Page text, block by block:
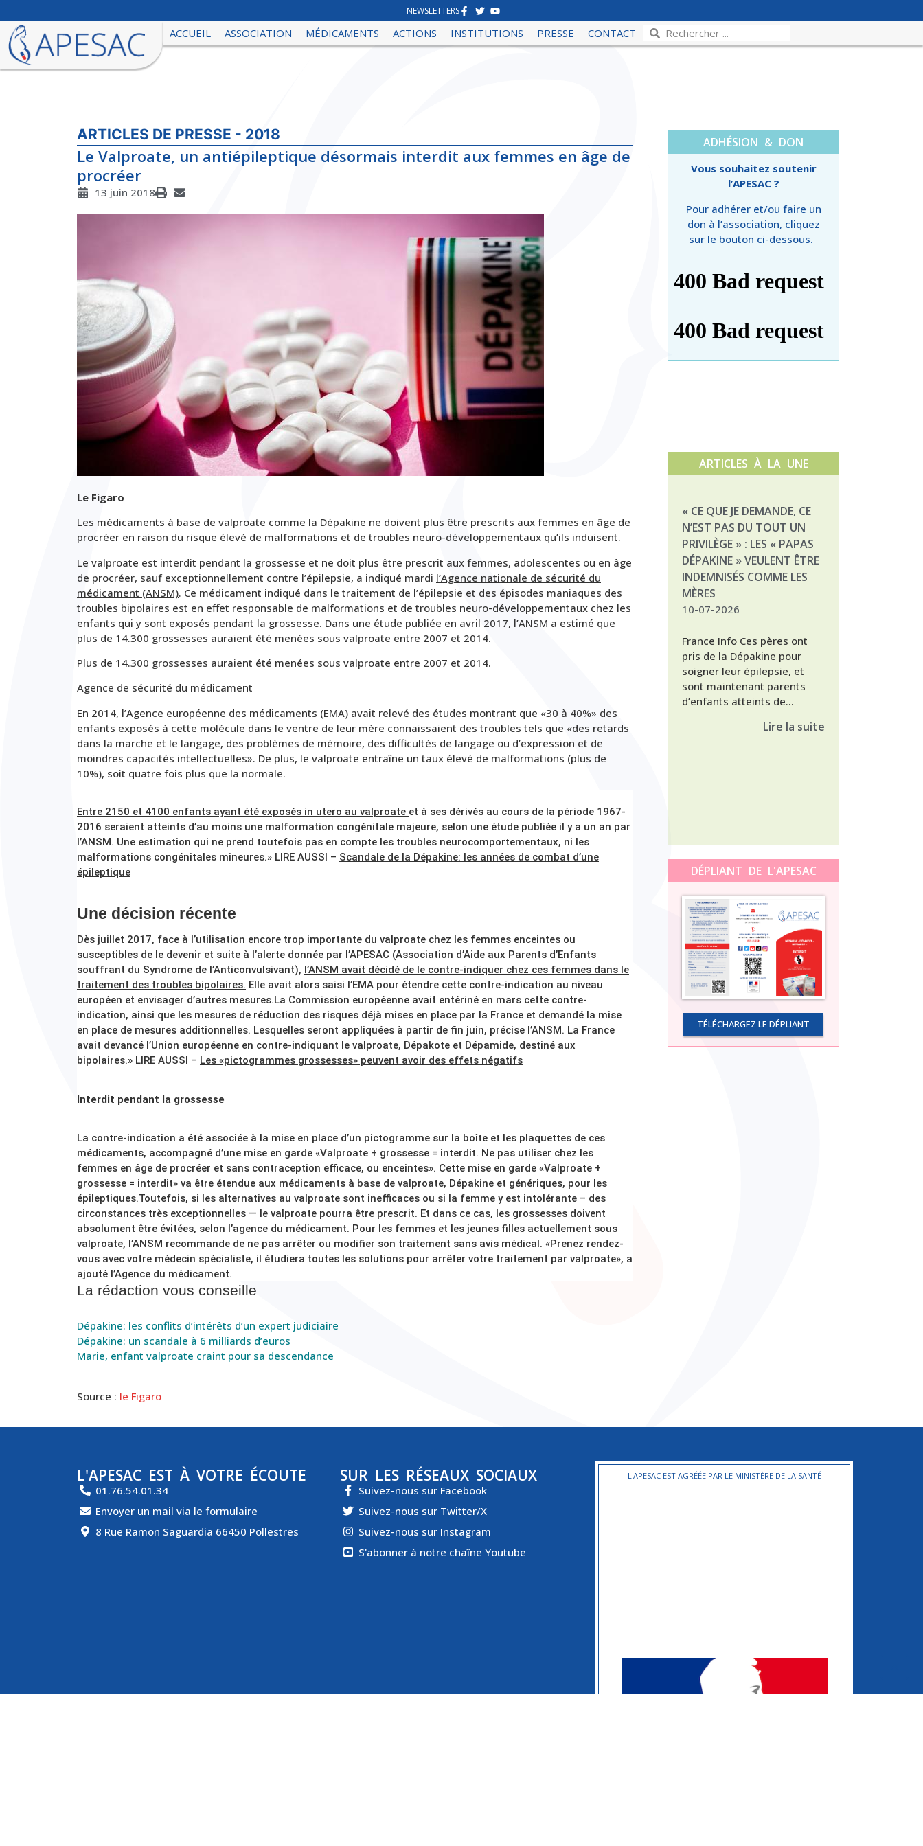
NEWSLETTERS
ACCUEIL ASSOCIATION MÉDICAMENTS ACTIONS INSTITUTIONS PRESSE CONTACT
ARTICLES DE PRESSE - 2018
Le Valproate, un antiépileptique désormais interdit aux femmes en âge de
procréer
13 juin 2018
Le Figaro
Les médicaments à base de valproate comme la Dépakine ne doivent plus être prescrits aux femmes en âge de
procréer en raison du risque élevé de malformations et de troubles neuro-développementaux qu’ils induisent.
Le valproate est interdit pendant la grossesse et ne doit plus être prescrit aux femmes, adolescentes ou en âge
de procréer, sauf exceptionnellement contre l’épilepsie, a indiqué mardi l’Agence nationale de sécurité du
médicament (ANSM). Ce médicament indiqué dans le traitement de l’épilepsie et des épisodes maniaques des
troubles bipolaires est en effet responsable de malformations et de troubles neuro-développementaux chez les
enfants qui y sont exposés pendant la grossesse. Dans une étude publiée en avril 2017, l’ANSM a estimé que
plus de 14.300 grossesses auraient été menées sous valproate entre 2007 et 2014.
Plus de 14.300 grossesses auraient été menées sous valproate entre 2007 et 2014.
Agence de sécurité du médicament
En 2014, l’Agence européenne des médicaments (EMA) avait relevé des études montrant que «30 à 40%» des
enfants exposés à cette molécule dans le ventre de leur mère connaissaient des troubles tels que «des retards
dans la marche et le langage, des problèmes de mémoire, des difficultés de langage ou d’expression et de
moindres capacités intellectuelles». De plus, le valproate entraîne un taux élevé de malformations (plus de
10%), soit quatre fois plus que la normale.
Entre 2150 et 4100 enfants ayant été exposés in utero au valproate et à ses dérivés au cours de la période 1967-
2016 seraient atteints d’au moins une malformation congénitale majeure, selon une étude publiée il y a un an par
l’ANSM. Une estimation qui ne prend toutefois pas en compte les troubles neurocomportementaux, ni les
malformations congénitales mineures.» LIRE AUSSI – Scandale de la Dépakine: les années de combat d’une
épileptique
Une décision récente
Dès juillet 2017, face à l’utilisation encore trop importante du valproate chez les femmes enceintes ou
susceptibles de le devenir et suite à l’alerte donnée par l’APESAC (Association d’Aide aux Parents d’Enfants
souffrant du Syndrome de l’Anticonvulsivant), l’ANSM avait décidé de le contre-indiquer chez ces femmes dans le
traitement des troubles bipolaires. Elle avait alors saisi l’EMA pour étendre cette contre-indication au niveau
européen et envisager d’autres mesures.La Commission européenne avait entériné en mars cette contre-
indication, ainsi que les mesures de réduction des risques déjà mises en place par la France et demandé la mise
en place de mesures additionnelles. Lesquelles seront appliquées à partir de fin juin, précise l’ANSM. La France
avait devancé l’Union européenne en contre-indiquant le valproate, Dépakote et Dépamide, destiné aux
bipolaires.» LIRE AUSSI – Les «pictogrammes grossesses» peuvent avoir des effets négatifs
Interdit pendant la grossesse
La contre-indication a été associée à la mise en place d’un pictogramme sur la boîte et les plaquettes de ces
médicaments, accompagné d’une mise en garde «Valproate + grossesse = interdit. Ne pas utiliser chez les
femmes en âge de procréer et sans contraception efficace, ou enceintes». Cette mise en garde «Valproate +
grossesse = interdit» va être étendue aux médicaments à base de valproate, Dépakine et génériques, pour les
épileptiques.Toutefois, si les alternatives au valproate sont inefficaces ou si la femme y est intolérante – des
circonstances très exceptionnelles — le valproate pourra être prescrit. Et dans ce cas, les grossesses doivent
absolument être évitées, selon l’agence du médicament. Pour les femmes et les jeunes filles actuellement sous
valproate, l’ANSM recommande de ne pas arrêter ou modifier son traitement sans avis médical. «Prenez rendez-
vous avec votre médecin spécialiste, il étudiera toutes les solutions pour arrêter votre traitement par valproate», a
ajouté l’Agence du médicament.
La rédaction vous conseille
Dépakine: les conflits d’intérêts d’un expert judiciaire
Dépakine: un scandale à 6 milliards d’euros
Marie, enfant valproate craint pour sa descendance
Source : le Figaro
ADHÉSION & DON
Vous souhaitez soutenir
l’APESAC ?
Pour adhérer et/ou faire un
don à l’association, cliquez
sur le bouton ci-dessous.
ARTICLES À LA UNE
« CE QUE JE DEMANDE, CE
N’EST PAS DU TOUT UN
PRIVILÈGE » : LES « PAPAS
DÉPAKINE » VEULENT ÊTRE
INDEMNISÉS COMME LES
MÈRES
10-07-2026
France Info Ces pères ont
pris de la Dépakine pour
soigner leur épilepsie, et
sont maintenant parents
d’enfants atteints de...
Lire la suite
DÉPLIANT DE L'APESAC
TÉLÉCHARGEZ LE DÉPLIANT
L'APESAC EST À VOTRE ÉCOUTE
01.76.54.01.34
Envoyer un mail via le formulaire
8 Rue Ramon Saguardia 66450 Pollestres
SUR LES RÉSEAUX SOCIAUX
Suivez-nous sur Facebook
Suivez-nous sur Twitter/X
Suivez-nous sur Instagram
S'abonner à notre chaîne Youtube
L'APESAC EST AGRÉÉE PAR LE MINISTÈRE DE LA SANTÉ